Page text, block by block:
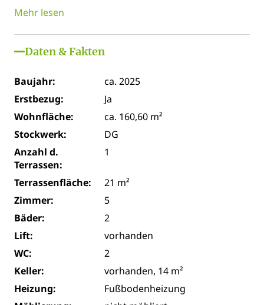
Mehr lesen
Daten & Fakten
Baujahr:
ca. 2025
Erstbezug:
Ja
Wohnfläche:
ca. 160,60 m²
Stockwerk:
DG
Anzahl d.
Terrassen:
1
Terrassenfläche:
21 m²
Zimmer:
5
Bäder:
2
Lift:
vorhanden
WC:
2
Keller:
vorhanden, 14 m²
Heizung:
Fußbodenheizung